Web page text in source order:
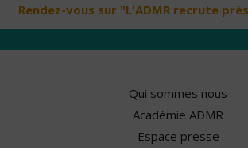
Rendez-vous sur "L'ADMR recrute
Qui sommes nous
Académie ADMR
Espace presse